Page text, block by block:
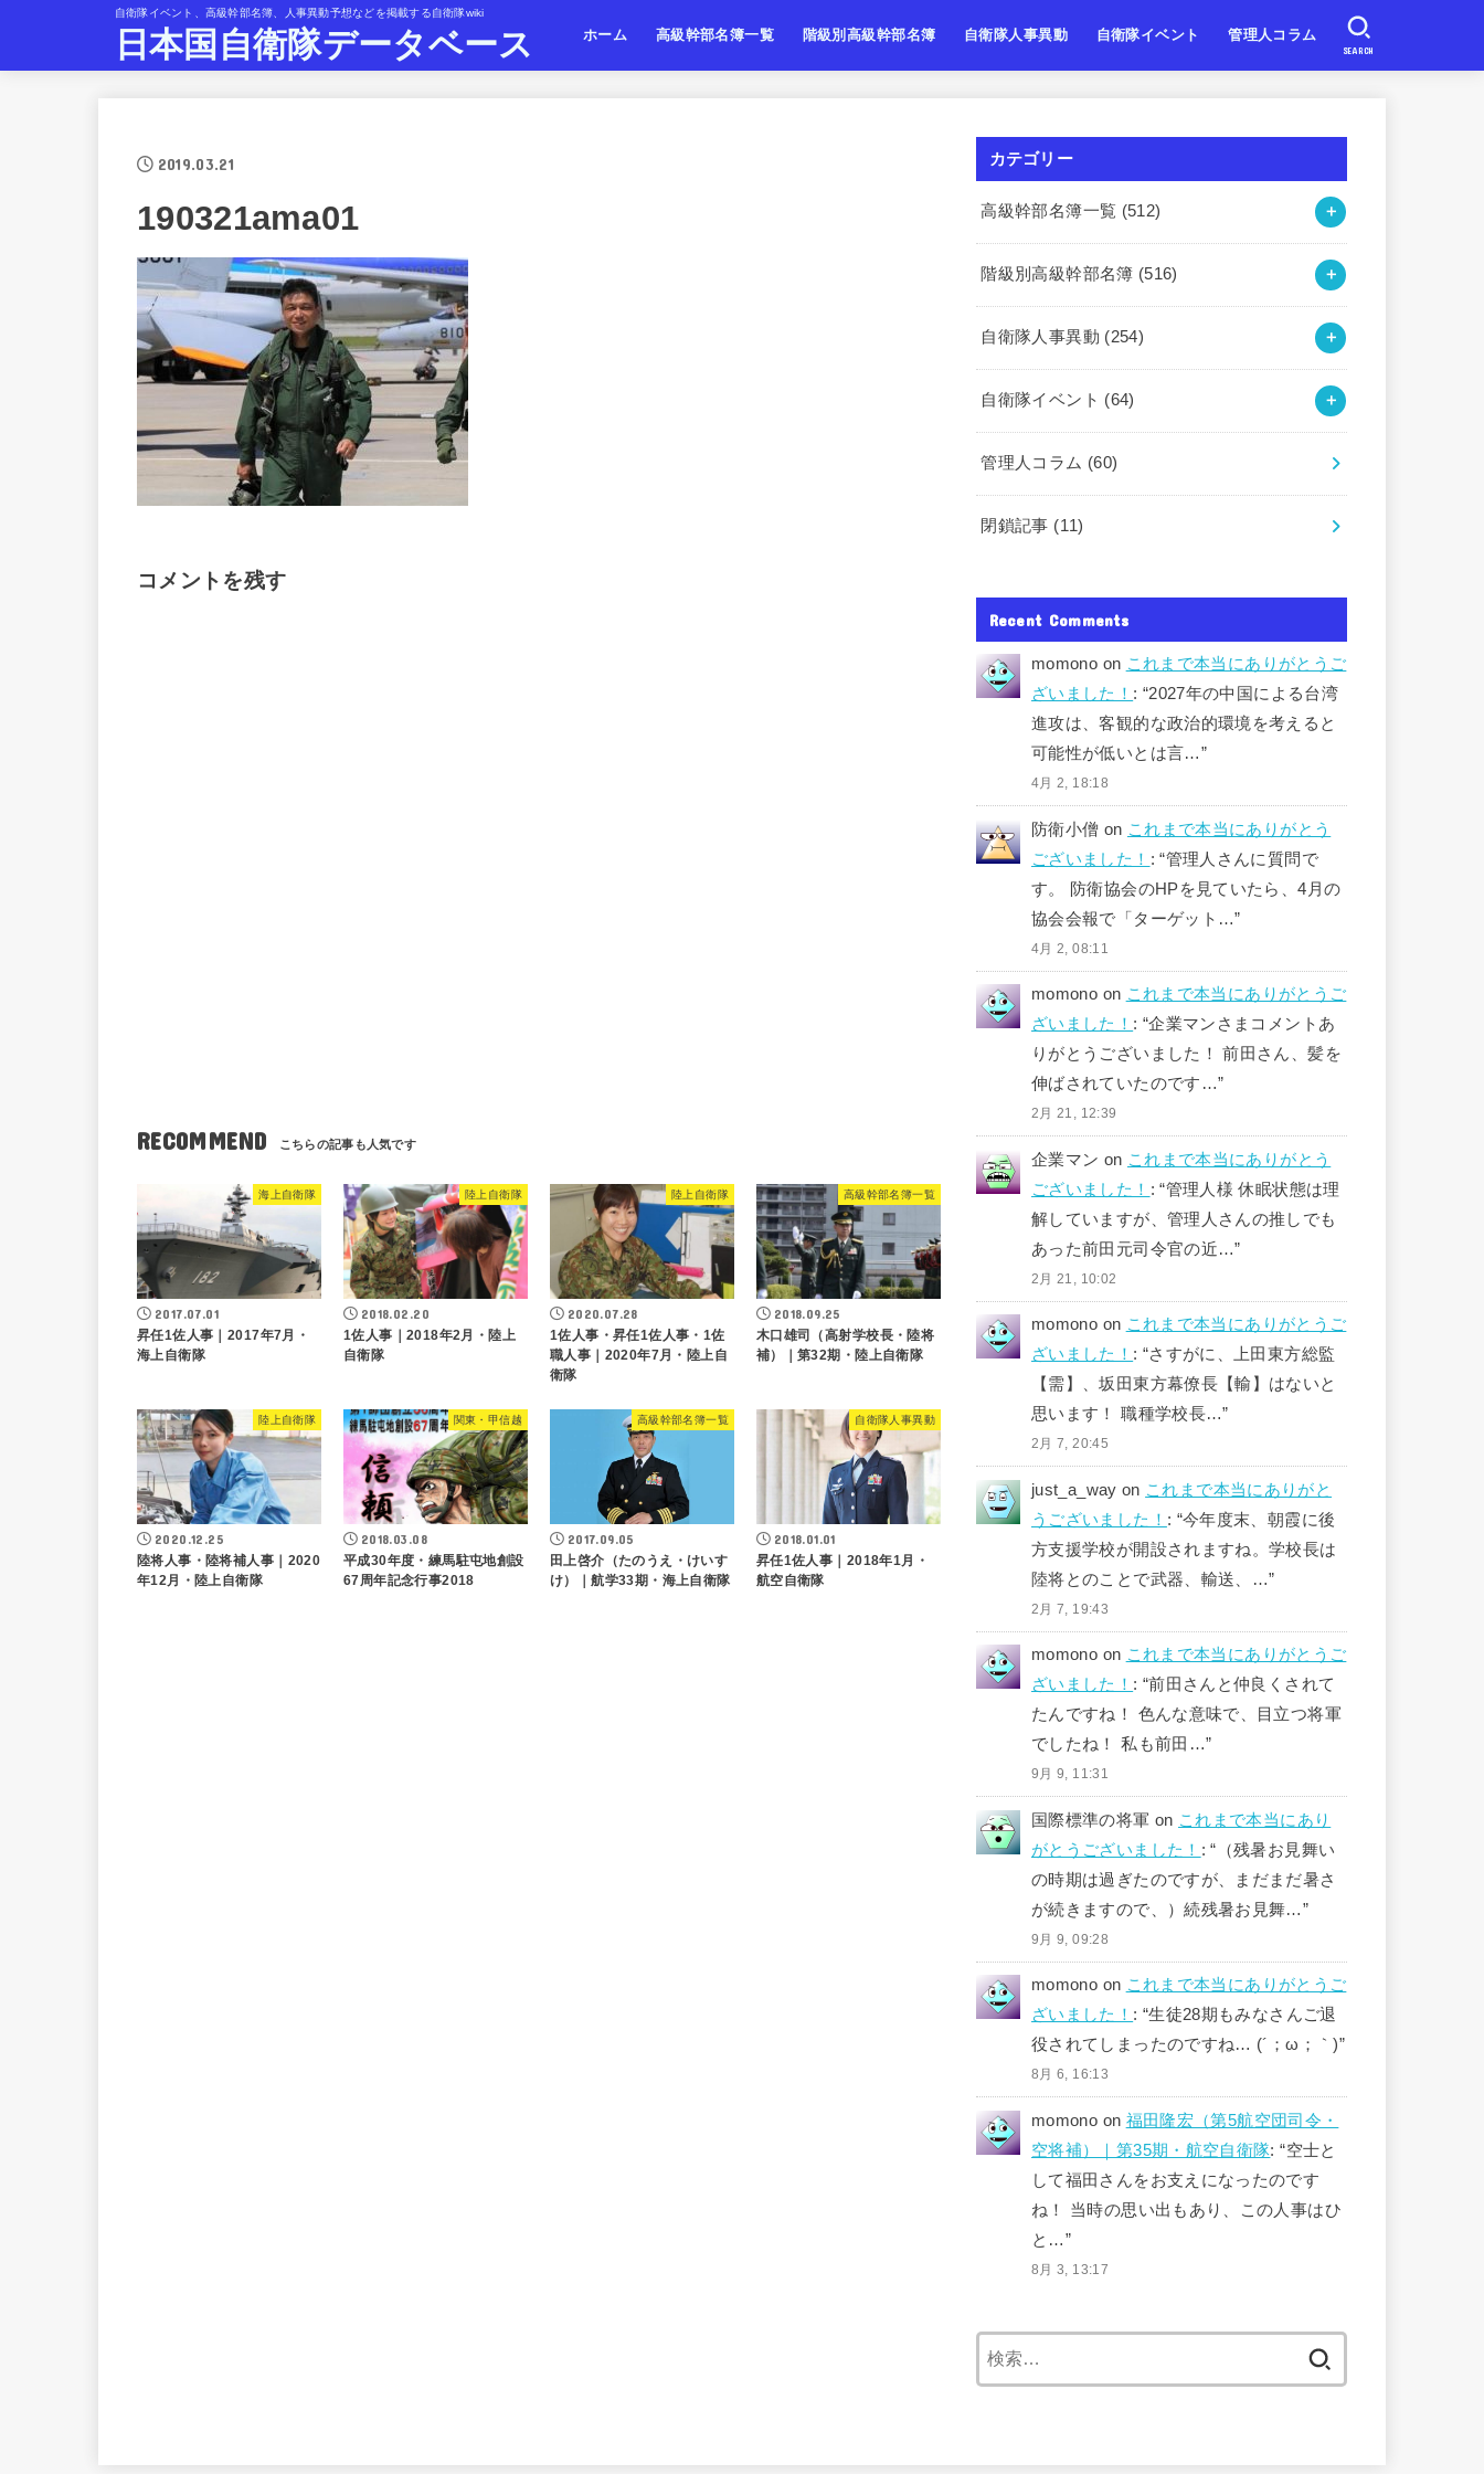
自衛隊イベント、高級幹部名簿、人事異動予想などを掲載する自衛隊wiki
日本国自衛隊データベース ホーム 高級幹部名簿一覧 階級別高級幹部名簿 自衛隊人事異動 自衛隊イベント 管理人コラム
SEARCH
2019.03.21
190321ama01
コメントを残す
RECOMMEND
海上自衛隊
2017.07.01
昇任1佐人事｜2017年7月・
海上自衛隊
陸上自衛隊
2018.02.20
1佐人事｜2018年2月・陸上
自衛隊
陸上自衛隊
2020.07.28
1佐人事・昇任1佐人事・1佐
職人事｜2020年7月・陸上自
衛隊
高級幹部名簿一覧
2018.09.25
木口雄司（高射学校長・陸将
補）｜第32期・陸上自衛隊
陸上自衛隊
2020.12.25
陸将人事・陸将補人事｜2020
年12月・陸上自衛隊
関東・甲信越
2018.03.08
平成30年度・練馬駐屯地創設
67周年記念行事2018
高級幹部名簿一覧
2017.09.05
田上啓介（たのうえ・けいす
け）｜航学33期・海上自衛隊
自衛隊人事異動
2018.01.01
昇任1佐人事｜2018年1月・
航空自衛隊
カテゴリー
高級幹部名簿一覧 (512)
階級別高級幹部名簿 (516)
自衛隊人事異動 (254)
自衛隊イベント (64)
管理人コラム (60)
閉鎖記事 (11)
Recent Comments
momono on これまで本当にありがとうご
ざいました！ : “2027年の中国による台湾
進攻は、客観的な政治的環境を考えると
可能性が低いとは言…”
4月 2, 18:18
防衛小僧 on これまで本当にありがとう
ございました！ : “管理人さんに質問で
す。 防衛協会のHPを見ていたら、4月の
協会会報で「ターゲット…”
4月 2, 08:11
momono on これまで本当にありがとうご
ざいました！ : “企業マンさまコメントあ
りがとうございました！ 前田さん、髪を
伸ばされていたのです…”
2月 21, 12:39
企業マン on これまで本当にありがとう
ございました！ : “管理人様 休眠状態は理
解していますが、管理人さんの推しでも
あった前田元司令官の近…”
2月 21, 10:02
momono on これまで本当にありがとうご
ざいました！ : “さすがに、上田東方総監
【需】、坂田東方幕僚長【輸】はないと
思います！ 職種学校長…”
2月 7, 20:45
just_a_way on これまで本当にありがと
うございました！ : “今年度末、朝霞に後
方支援学校が開設されますね。学校長は
陸将とのことで武器、輸送、…”
2月 7, 19:43
momono on これまで本当にありがとうご
ざいました！ : “前田さんと仲良くされて
たんですね！ 色んな意味で、目立つ将軍
でしたね！ 私も前田…”
9月 9, 11:31
国際標準の将軍 on これまで本当にあり
がとうございました！ : “ （残暑お見舞い
の時期は過ぎたのですが、まだまだ暑さ
が続きますので、）続残暑お見舞…”
9月 9, 09:28
momono on これまで本当にありがとうご
ざいました！ : “生徒28期もみなさんご退
役されてしまったのですね… (´；ω；｀)”
8月 6, 16:13
momono on 福田隆宏（第5航空団司令・
空将補）｜第35期・航空自衛隊: “空士と
して福田さんをお支えになったのです
ね！ 当時の思い出もあり、この人事はひ
と…”
8月 3, 13:17